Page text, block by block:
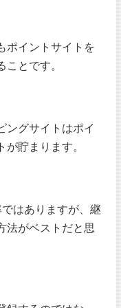
ポイントサイトを
とです。
ングサイトはポイ
貯まります。
はありますが、継
法がベストだと思